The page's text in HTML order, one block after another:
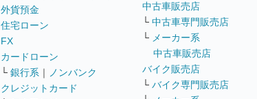
外貨預金
住宅ローン
FX
カードローン
└ 銀行系 ｜
ノンバンク
クレジットカード
中古車販売店
└ 中古車専門販売店
└ メーカー系
中古車販売店
バイク販売店
└ バイク専門販売店